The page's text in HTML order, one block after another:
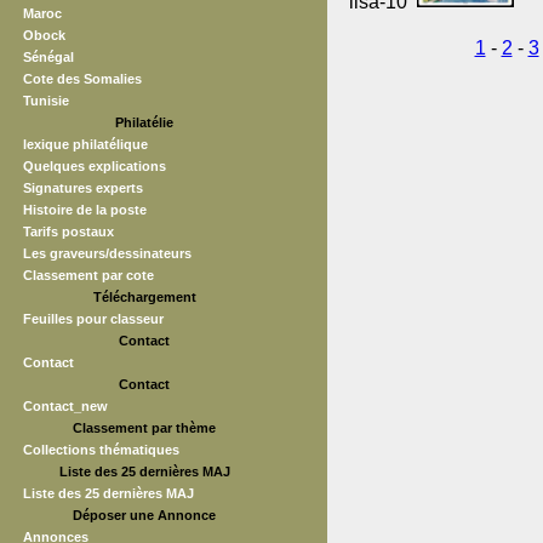
Maroc
Obock
Sénégal
Cote des Somalies
Tunisie
Philatélie
lexique philatélique
Quelques explications
Signatures experts
Histoire de la poste
Tarifs postaux
Les graveurs/dessinateurs
Classement par cote
Téléchargement
Feuilles pour classeur
Contact
Contact
Contact
Contact_new
Classement par thème
Collections thématiques
Liste des 25 dernières MAJ
Liste des 25 dernières MAJ
Déposer une Annonce
Annonces
1- 2 - 3